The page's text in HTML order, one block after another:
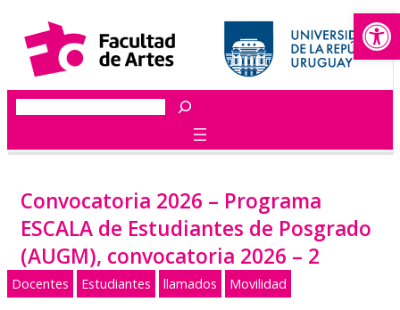
contenido
Buscar
Convocatoria 2026 – Programa
ESCALA de Estudiantes de Posgrado
(AUGM), convocatoria 2026 – 2
Docentes Estudiantes llamados Movilidad